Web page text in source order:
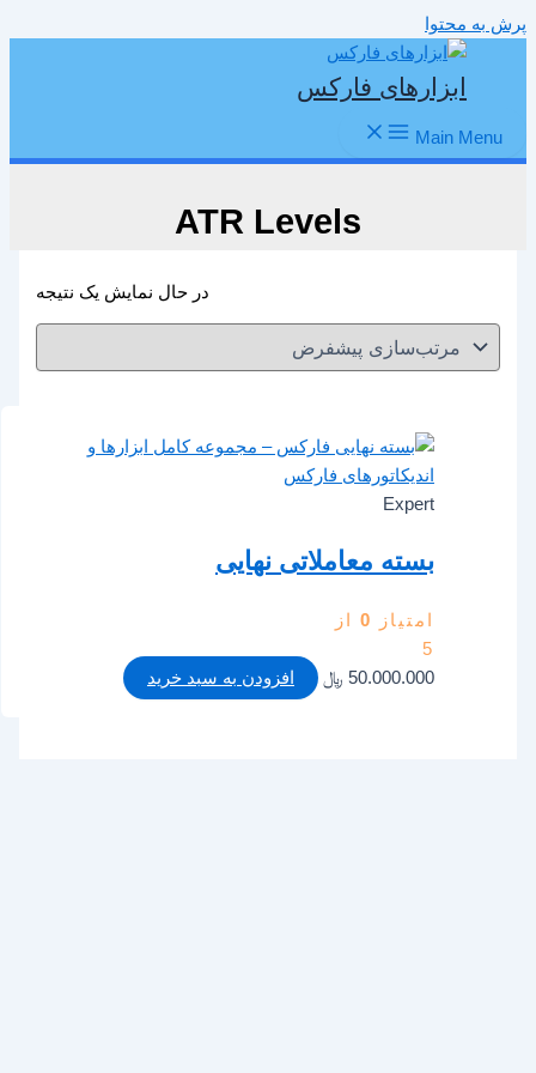
پرش به محتوا
ابزارهای فارکس
Main Menu
ATR Levels
در حال نمایش یک نتیجه
Expert
بسته معاملاتی نهایی
امتیاز 0 از
5
50.000.000 ﷼ افزودن به سبد خرید